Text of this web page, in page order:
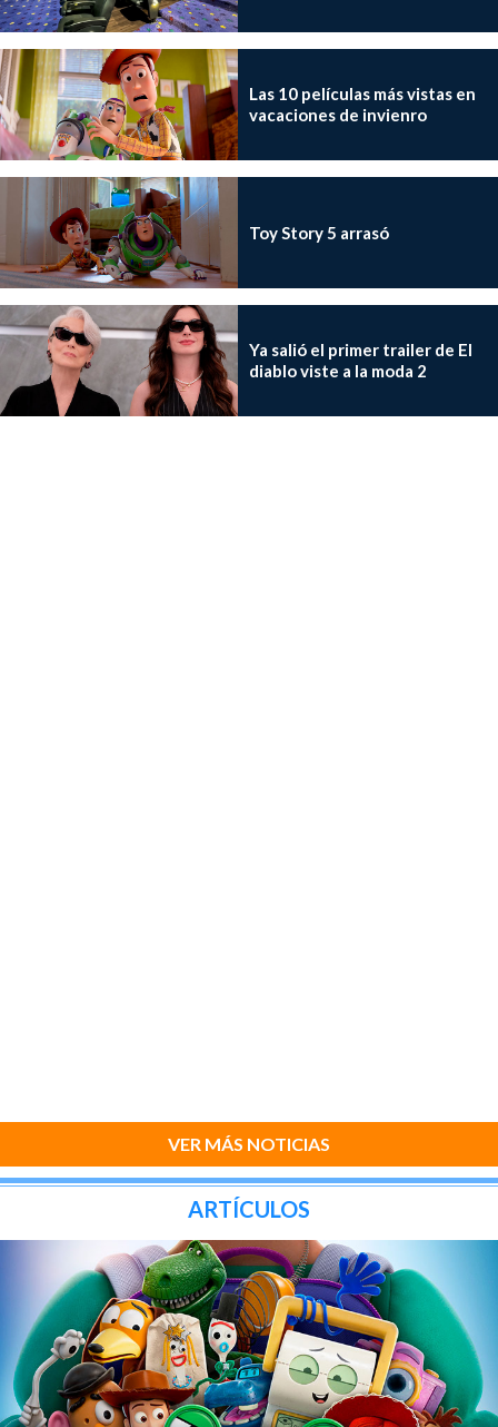
Las 10 películas más vistas en
vacaciones de invienro
Toy Story 5 arrasó
Ya salió el primer trailer de El
diablo viste a la moda 2
VER MÁS NOTICIAS
ARTÍCULOS